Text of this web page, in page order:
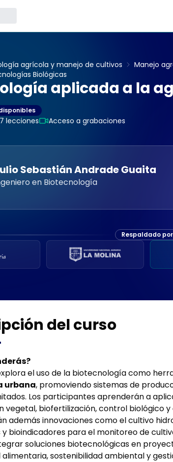
agrícola y manejo de cultivos
Manejo
Biológicas
aplicada a la
lecciones Acceso a grabaciones
SebastiánAndrade Guaita
en Biotecnología
Respaldado por
del curso
el uso de la biotecnología como
urbana, promoviendo sistemas de
Los participantes aprenderán a
vegetal, biofertilización, control biológico
además innovaciones como el cultivo
y bioindicadores para el monitoreo de
soluciones biotecnológicas en
alimentaria, sostenibilidad ambiental y